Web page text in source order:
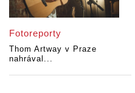
Fotoreporty
Thom Artway v Praze
nahrával...